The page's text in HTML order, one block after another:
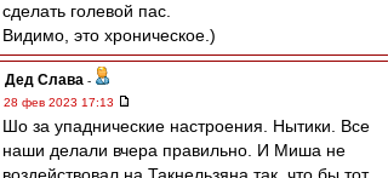
сделать голевой пас.
Видимо, это хроническое.)
Дед Слава -
28 фев 2023 17:13
Шо за упаднические настроения. Нытики. Все
наши делали вчера правильно. И Миша не